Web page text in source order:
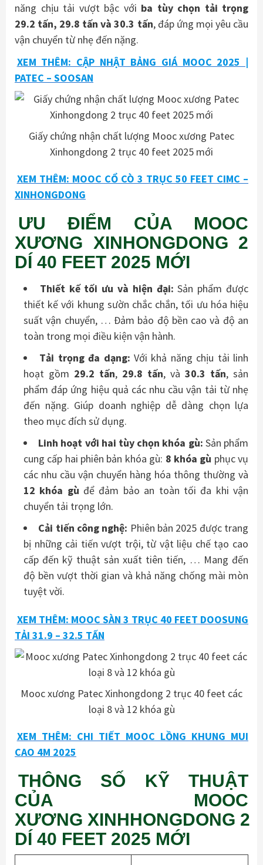
năng chịu tải vượt bậc với ba tùy chọn tải trọng
29.2 tấn, 29.8 tấn và 30.3 tấn, đáp ứng mọi yêu cầu
vận chuyển từ nhẹ đến nặng.
XEM THÊM: CẬP NHẬT BẢNG GIÁ MOOC 2025 |
PATEC – SOOSAN
Giấy chứng nhận chất lượng Mooc xương Patec
Xinhongdong 2 trục 40 feet 2025 mới
XEM THÊM: MOOC CỔ CÒ 3 TRỤC 50 FEET CIMC –
XINHONGDONG
ƯU ĐIỂM CỦA MOOC
XƯƠNG XINHONGDONG 2
DÍ 40 FEET 2025 MỚI
Thiết kế tối ưu và hiện đại: Sản phẩm được
thiết kế với khung sườn chắc chắn, tối ưu hóa hiệu
suất vận chuyển, … Đảm bảo độ bền cao và độ an
toàn trong mọi điều kiện vận hành.
Tải trọng đa dạng: Với khả năng chịu tải linh
hoạt gồm 29.2 tấn, 29.8 tấn, và 30.3 tấn, sản
phẩm đáp ứng hiệu quả các nhu cầu vận tải từ nhẹ
đến nặng. Giúp doanh nghiệp dễ dàng chọn lựa
theo mục đích sử dụng.
Linh hoạt với hai tùy chọn khóa gù: Sản phẩm
cung cấp hai phiên bản khóa gù: 8 khóa gù phục vụ
các nhu cầu vận chuyển hàng hóa thông thường và
12 khóa gù để đảm bảo an toàn tối đa khi vận
chuyển tải trọng lớn.
Cải tiến công nghệ: Phiên bản 2025 được trang
bị những cải tiến vượt trội, từ vật liệu chế tạo cao
cấp đến kỹ thuật sản xuất tiên tiến, … Mang đến
độ bền vượt thời gian và khả năng chống mài mòn
tuyệt vời.
XEM THÊM: MOOC SÀN 3 TRỤC 40 FEET DOOSUNG
TẢI 31.9 – 32.5 TẤN
Mooc xương Patec Xinhongdong 2 trục 40 feet các
loại 8 và 12 khóa gù
XEM THÊM: CHI TIẾT MOOC LỒNG KHUNG MUI
CAO 4M 2025
THÔNG SỐ KỸ THUẬT
CỦA MOOC
XƯƠNG XINHHONGDONG 2
DÍ 40 FEET 2025 MỚI